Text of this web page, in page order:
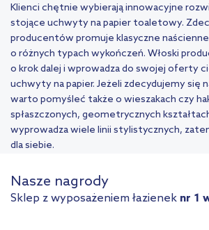
Klienci chętnie wybierają innowacyjne
stojące uchwyty na papier toaletowy.
producentów promuje klasyczne
o różnych typach wykończeń. Włoski
o krok dalej i wprowadza do swojej oferty
uchwyty na papier. Jeżeli zdecydujemy się
warto pomyśleć także o wieszakach czy
spłaszczonych, geometrycznych
wyprowadza wiele linii stylistycznych,
dla siebie.
Nasze nagrody
Sklep z wyposażeniem łazienek nr 1